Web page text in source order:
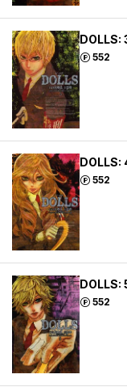
DOLLS:
552
ポイント
DOLLS:
552
ポイント
DOLLS:
552
ポイント